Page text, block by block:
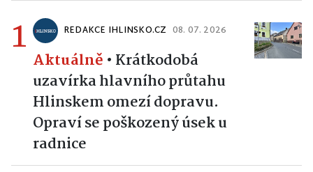
1 REDAKCE IHLINSKO.CZ 08. 07. 2026
Aktuálně • Krátkodobá
uzavírka hlavního průtahu
Hlinskem omezí dopravu.
Opraví se poškozený úsek u
radnice